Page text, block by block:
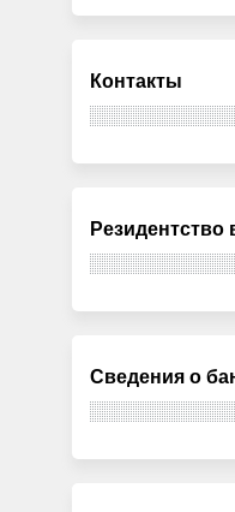
Контакты
Резидентство
Сведения о